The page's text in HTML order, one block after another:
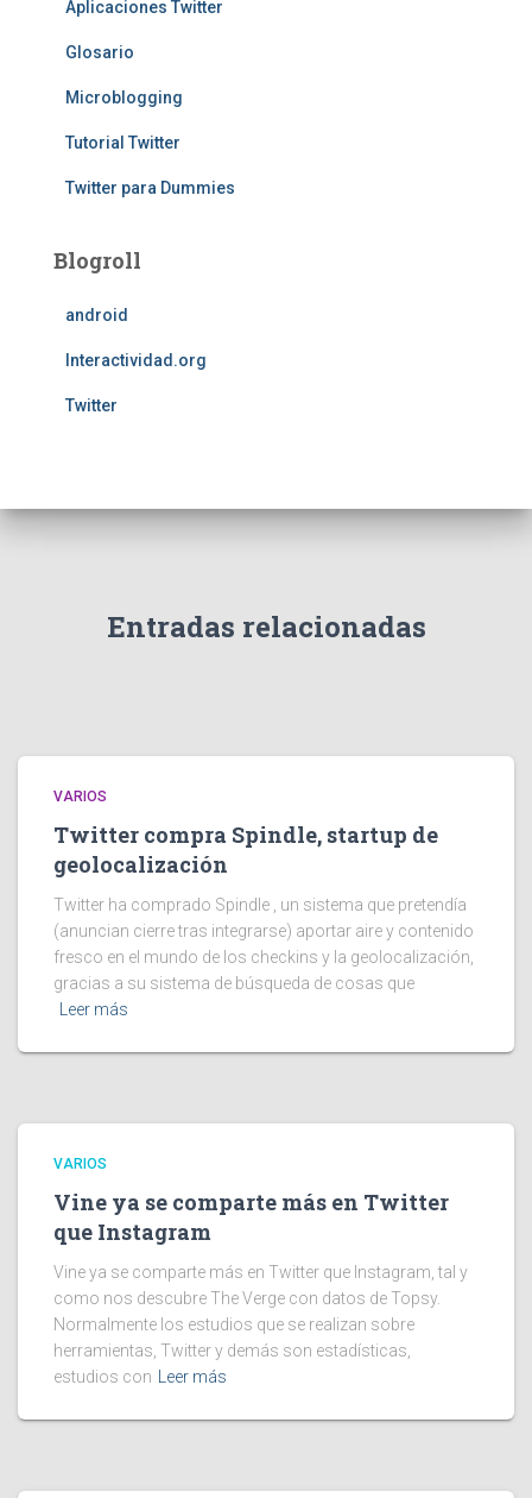
Aplicaciones Twitter
Glosario
Microblogging
Tutorial Twitter
Twitter para Dummies
Blogroll
android
Interactividad.org
Twitter
Entradas relacionadas
VARIOS
Twitter compra Spindle, startup de
geolocalización
Twitter ha comprado Spindle , un sistema que pretendía
(anuncian cierre tras integrarse) aportar aire y contenido
fresco en el mundo de los checkins y la geolocalización,
gracias a su sistema de búsqueda de cosas que
Leer más
VARIOS
Vine ya se comparte más en Twitter
que Instagram
Vine ya se comparte más en Twitter que Instagram, tal y
como nos descubre The Verge con datos de Topsy.
Normalmente los estudios que se realizan sobre
herramientas, Twitter y demás son estadísticas,
estudios con
Leer más